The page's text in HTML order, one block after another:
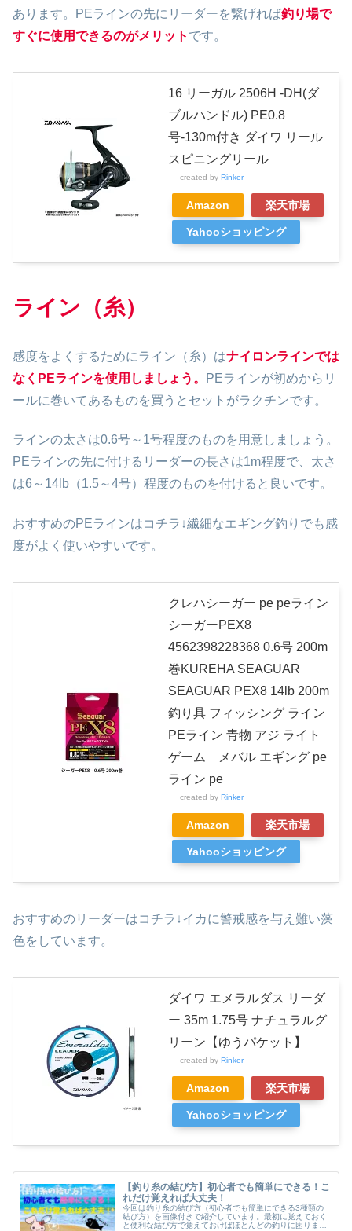
あります。PEラインの先にリーダーを繋げれば釣り場で
すぐに使用できるのがメリット です。
16 リーガル 2506H -DH(ダ
ブルハンドル) PE0.8
号-130m付き ダイワ リール
スピニングリール
created by Rinker
Amazon 楽天市場
Yahooショッピング
ライン（糸）
感度をよくするためにライン（糸）はナイロンラインでは
なくPEラインを使用しましょう。
PEラインが初めからリ
ールに巻いてあるものを買うとセットがラクチンです。
ラインの太さは0.6号～1号程度のものを用意しましょう。
PEラインの先に付けるリーダーの長さは1m程度で、太さ
は6～14lb（1.5～4号）程度のものを付けると良いです。
おすすめのPEラインはコチラ↓繊細なエギング釣りでも感
度がよく使いやすいです。
クレハシーガー pe peライン
シーガーPEX8
4562398228368 0.6号 200m
巻KUREHA SEAGUAR
SEAGUAR PEX8 14lb 200m
釣り具 フィッシング ライン
PEライン 青物 アジ ライト
ゲーム メバル エギング pe
ライン pe
created by Rinker
Amazon 楽天市場
Yahooショッピング
おすすめのリーダーはコチラ↓イカに警戒感を与え難い藻
色をしています。
ダイワ エメラルダス リーダ
ー 35m 1.75号 ナチュラルグ
リーン【ゆうパケット】
created by Rinker
Amazon 楽天市場
Yahooショッピング
【釣り糸の結び方】初心者でも簡単にできる！こ
れだけ覚えれば大丈夫！
今回は釣り糸の結び方（初心者でも簡単にできる3種類の
結び方）を画像付きで紹介しています。最初に覚えておく
と便利な結び方で覚えておけばほとんどの釣りに困りませ